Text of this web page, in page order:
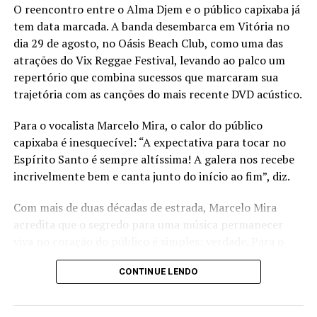
Pickups
Para incendiar ainda mais o festival, a DJ Karolla. A
capixaba, que começou a carreira em 2020 tocando em
pickups com um repertório recheado de pop e funk
O reencontro entre o Alma Djem e o público capixaba já
tem data marcada. A banda desembarca em Vitória no
dia 29 de agosto, no Oásis Beach Club, como uma das
atrações do Vix Reggae Festival, levando ao palco um
repertório que combina sucessos que marcaram sua
trajetória com as canções do mais recente DVD acústico.
Para o vocalista Marcelo Mira, o calor do público
capixaba é inesquecível: “A expectativa para tocar no
Espírito Santo é sempre altíssima! A galera nos recebe
incrivelmente bem e canta junto do início ao fim”, diz.
Com mais de duas décadas de estrada, Marcelo Mira
acredita que o segredo para uma música permanecer
compositor, são as histórias reais e os sentimentos
sinceros que transformam uma canção em companhia
que ter verdade. É essa verdade na música que faz uma
CONTINUE LENDO